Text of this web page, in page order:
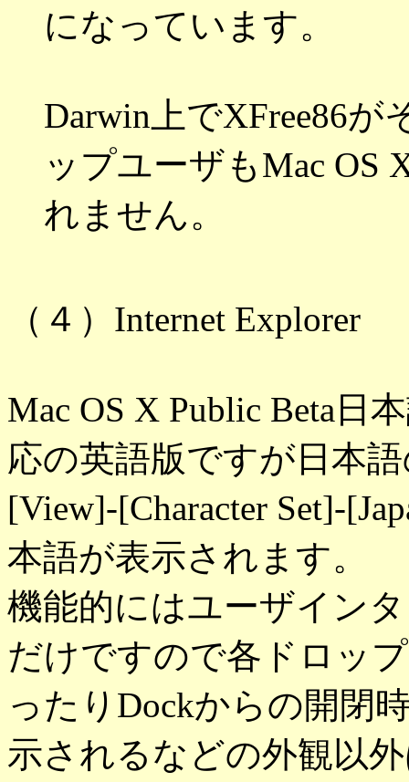
になっています。
Darwin上でXFree86
ップユーザもMac OS
れません。
（４）Internet Explorer
Mac OS X Public Beta日
応の英語版ですが日本
[View]-[Character Set]-
本語が表示されます。
機能的にはユーザイン
だけですので各ドロッ
ったりDockからの開閉
示されるなどの外観以